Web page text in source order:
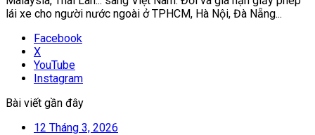
lái xe cho người nước ngoài ở TPHCM, Hà Nội, Đà Nẵng...
Facebook
X
YouTube
Instagram
Bài viết gần đây
12 Tháng 3, 2026